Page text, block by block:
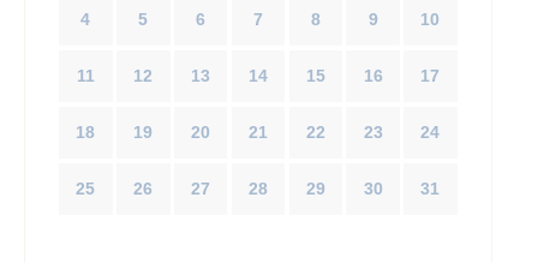
4 5 6 7 8 9 10
11 12 13 14 15 16 17
18 19 20 21 22 23 24
25 26 27 28 29 30 31